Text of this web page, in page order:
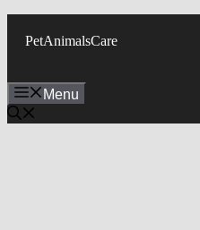
PetAnimalsCare
Menu